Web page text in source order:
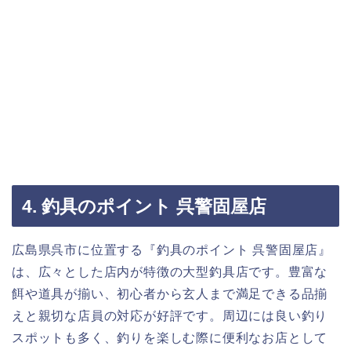
4. 釣具のポイント 呉警固屋店
広島県呉市に位置する『釣具のポイント 呉警固屋店』
は、広々とした店内が特徴の大型釣具店です。豊富な
餌や道具が揃い、初心者から玄人まで満足できる品揃
えと親切な店員の対応が好評です。周辺には良い釣り
スポットも多く、釣りを楽しむ際に便利なお店として